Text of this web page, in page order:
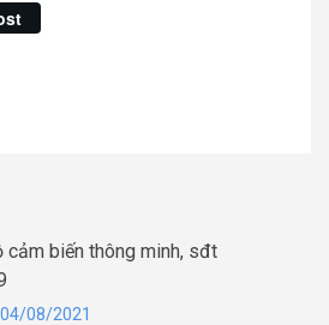
cảm biến thông minh, sđt
04/08/2021